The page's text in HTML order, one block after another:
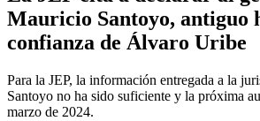
Mauricio Santoyo, antiguo
confianza de Álvaro Uribe
Para la JEP, la información entregada a la
Santoyo no ha sido suficiente y la próxima
marzo de 2024.